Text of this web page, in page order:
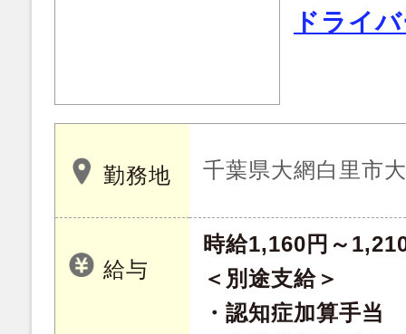
ドライ
勤務地 千葉県大網白里市
給与
時給1,160円～
＜別途支給＞
・認知症加算手当